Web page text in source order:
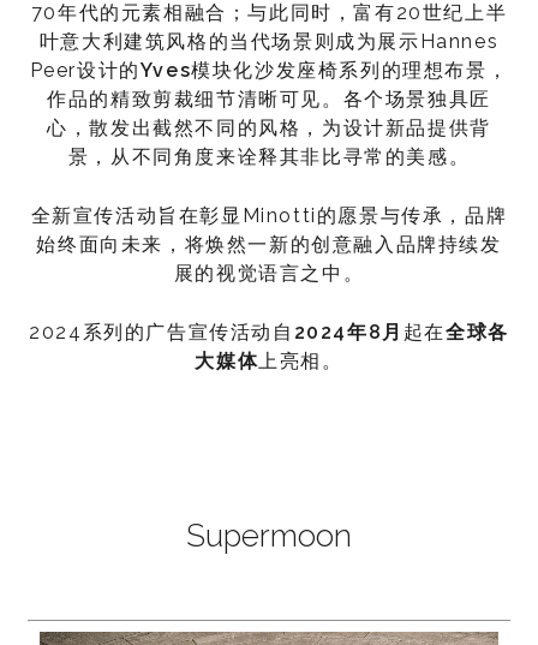
70年代的元素相融合；与此同时，富有20世纪上半
叶意大利建筑风格的当代场景则成为展示Hannes
Peer设计的Yves模块化沙发座椅系列的理想布景，
作品的精致剪裁细节清晰可见。各个场景独具匠
心，散发出截然不同的风格，为设计新品提供背
景，从不同角度来诠释其非比寻常的美感。
全新宣传活动旨在彰显Minotti的愿景与传承，品牌
始终面向未来，将焕然一新的创意融入品牌持续发
展的视觉语言之中。
2024系列的广告宣传活动自 2024年8月 起在全球各
大媒体上亮相。
Supermoon